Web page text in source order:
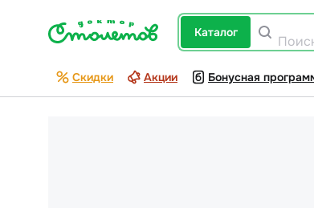
каталог
Скидки Акции Бонусная